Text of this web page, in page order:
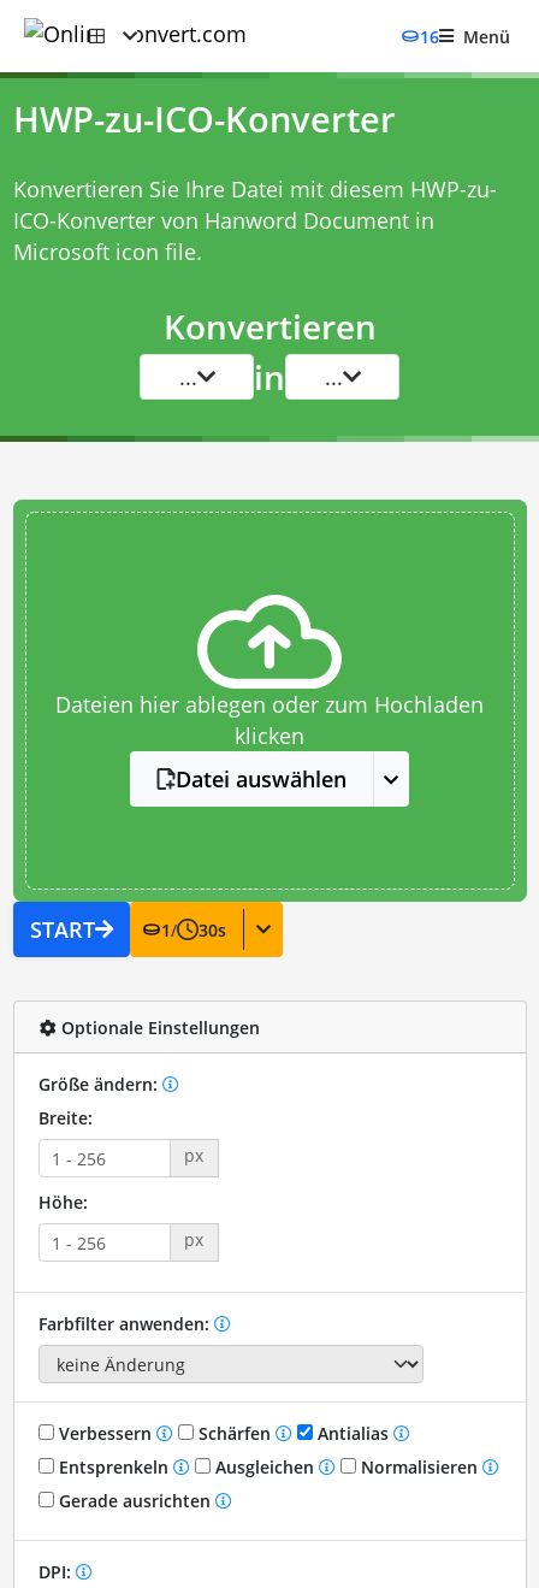
16 Menü
HWP-zu-ICO-Konverter
Konvertieren Sie Ihre Datei mit diesem HWP-zu-
ICO-Konvertervon Hanword Document in
Microsoft icon file.
Konvertieren
... in ...
Dateien hier ablegen oder zum Hochladen
klicken
Datei auswählen
START 1/ 30s
Optionale Einstellungen
Größe ändern:
Breite:
px
Höhe:
px
Farbfilter anwenden:
Verbessern Schärfen
Antialias
Entsprenkeln
Ausgleichen
Normalisieren
Gerade ausrichten
DPI: